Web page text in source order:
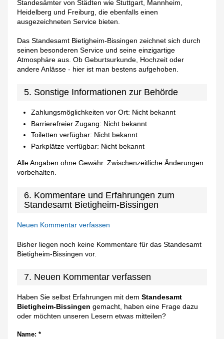
Standesämter von Städten wie Stuttgart, Mannheim,
Heidelberg und Freiburg, die ebenfalls einen
ausgezeichneten Service bieten.
Das Standesamt Bietigheim-Bissingen zeichnet sich durch
seinen besonderen Service und seine einzigartige
Atmosphäre aus. Ob Geburtsurkunde, Hochzeit oder
andere Anlässe - hier ist man bestens aufgehoben.
5. Sonstige Informationen zur Behörde
Zahlungsmöglichkeiten vor Ort: Nicht bekannt
Barrierefreier Zugang: Nicht bekannt
Toiletten verfügbar: Nicht bekannt
Parkplätze verfügbar: Nicht bekannt
Alle Angaben ohne Gewähr. Zwischenzeitliche Änderungen
vorbehalten.
6. Kommentare und Erfahrungen zum
Standesamt Bietigheim-Bissingen
Neuen Kommentar verfassen
Bisher liegen noch keine Kommentare für das Standesamt
Bietigheim-Bissingen vor.
7. Neuen Kommentar verfassen
Haben Sie selbst Erfahrungen mit demStandesamt
Bietigheim-Bissingen gemacht, haben eine Frage dazu
oder möchten unseren Lesern etwas mitteilen?
Name: *